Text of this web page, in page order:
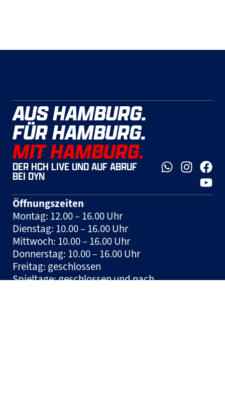
AUS HAMBURG.
FÜR HAMBURG.
MIT HAMBURG.
DER HCH LIVE UND AUF ABRUF
BEI DYN
Öffnungszeiten
Montag: 12.00 – 16.00 Uhr
Dienstag: 10.00 – 16.00 Uhr
Mittwoch: 10.00 – 16.00 Uhr
Donnerstag: 10.00 – 16.00 Uhr
Freitag: geschlossen
Spieltage: geschlossen und nach